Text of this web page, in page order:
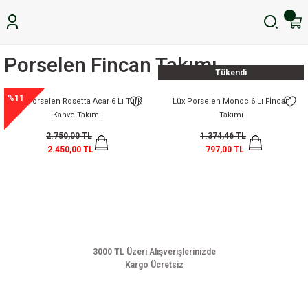
Porselen Fincan Takımı
%11
Lüx Porselen Rosetta Acar 6 Lı Türk
Kahve Takımı
2.750,00 TL
2.450,00 TL
Tükendi
Lüx Porselen Monoc 6 Lı Fİncan
Takımı
1.374,46 TL
797,00 TL
3000 TL Üzeri Alışverişlerinizde
Kargo Ücretsiz